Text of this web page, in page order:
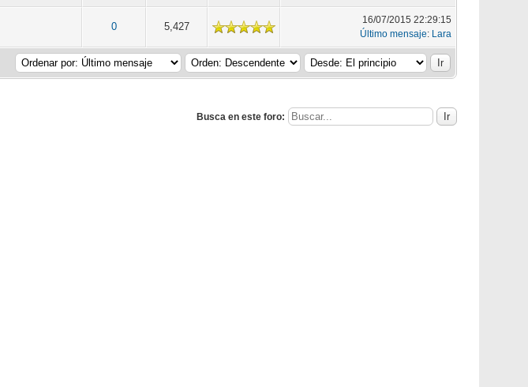
0 5,427
16/07/2015 22:29:15
Último mensaje: Lara
Busca en este foro: